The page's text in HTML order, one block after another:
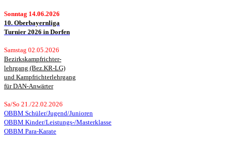
Sonntag 14.06.2026
10. Oberbayernliga
Turnier 2026 in Dorfen
Samstag 02.05.2026
Bezirkskampfrichter-
lehrgang (Bez.KR-LG)
und Kampfrichterlehrgang
für DAN-Anwärter
Sa/So 21./22.02.2026
OBBM Schüler/Jugend/Junioren
OBBM Kinder/Leistungs-/Masterklasse
OBBM Para-Karate